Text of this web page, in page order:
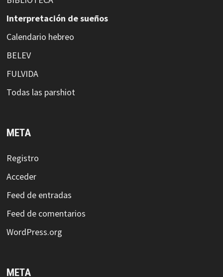
Interpretación de sueños
Calendario hebreo
BELEV
FULVIDA
Todas las parshiot
META
Registro
Acceder
Feed de entradas
Feed de comentarios
WordPress.org
META